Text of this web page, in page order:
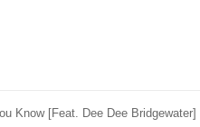
Know [Feat. Dee Dee Bridgewater]